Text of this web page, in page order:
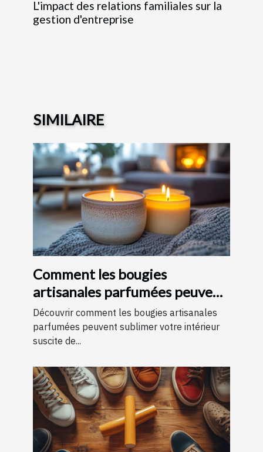
L'impact des relations familiales sur la
gestion d'entreprise
SIMILAIRE
Comment les bougies
artisanales parfumées peuvent
améliorer votre intérieur
Découvrir comment les bougies artisanales
parfumées peuvent sublimer votre intérieur
suscite de...